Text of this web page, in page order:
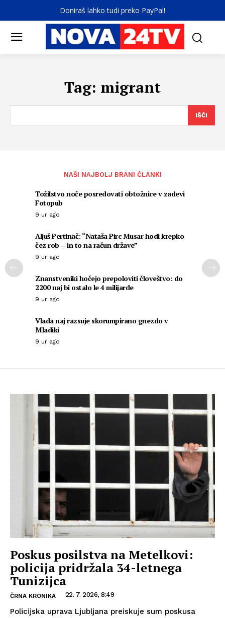
Doniraš lahko tudi preko PayPal!
Tag: migrant
IŠČI
NAŠI NAJBOLJ BRANI ČLANKI
Tožilstvo noče posredovati obtožnice v zadevi
Fotopub
9 ur ago
Aljuš Pertinač: “Nataša Pirc Musar hodi krepko
čez rob – in to na račun države”
9 ur ago
Znanstveniki hočejo prepoloviti človeštvo: do
2200 naj bi ostalo le 4 milijarde
9 ur ago
Vlada naj razsuje skorumpirano gnezdo v
Mladiki
9 ur ago
Poskus posilstva na Metelkovi:
policija pridržala 34-letnega
Tunizijca
ČRNA KRONIKA 22. 7. 2026, 8:49
Policijska uprava Ljubljana preiskuje sum poskusa